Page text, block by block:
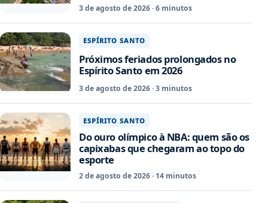
3 de agosto de 2026 · 6 minutos
ESPÍRITO SANTO
Próximos feriados prolongados no
Espírito Santo em 2026
3 de agosto de 2026 · 3 minutos
ESPÍRITO SANTO
Do ouro olímpico à NBA: quem são os
capixabas que chegaram ao topo do
esporte
2 de agosto de 2026 · 14 minutos